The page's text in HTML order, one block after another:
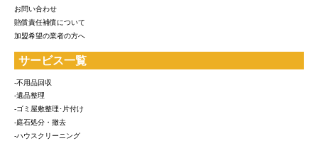
お問い合わせ
賠償責任補償について
加盟希望の業者の方へ
サービス一覧
-不用品回収
-遺品整理
-ゴミ屋敷整理･片付け
-庭石処分・撤去
-ハウスクリーニング